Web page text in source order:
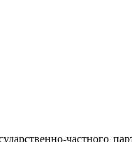
частного